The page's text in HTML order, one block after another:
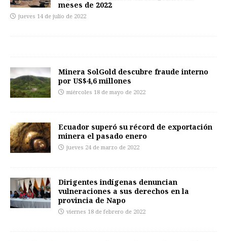
meses de 2022
jueves 14 de julio de 2022
Minera SolGold descubre fraude interno
por US$4,6 millones
miércoles 18 de mayo de 2022
Ecuador superó su récord de exportación
minera el pasado enero
jueves 24 de marzo de 2022
Dirigentes indígenas denuncian
vulneraciones a sus derechos en la
provincia de Napo
viernes 18 de febrero de 2022